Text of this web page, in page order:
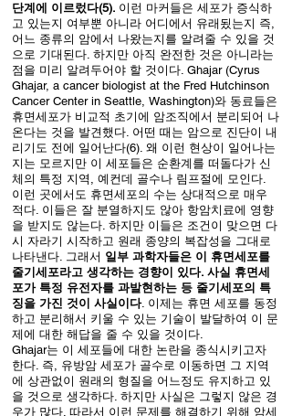
단계에 이르렀다(5). 이런 마커들은 세포가 증식하
고 있는지 여부뿐 아니라 어디에서 유래됬는지 즉,
어느 종류의 암에서 나왔는지를 알려줄 수 있을 것
으로 기대된다. 하지만 아직 완전한 것은 아니라는
점을 미리 알려두어야 할 것이다. Ghajar (Cyrus
Ghajar, a cancer biologist at the Fred Hutchinson
Cancer Center in Seattle, Washington)와 동료들은
휴면세포가 비교적 초기에 암조직에서 분리되어 나
온다는 것을 발견했다. 어떤 때는 암으로 진단이 내
리기도 전에 일어난다(6). 왜 이런 현상이 일어나는
지는 모르지만 이 세포들은 순환계를 떠돌다가 신
체의 특정 지역, 예컨데 골수나 림프절에 모인다.
이런 곳에서도 휴면세포의 수는 상대적으로 매우
적다. 이들은 잘 분열하지도 않아 항암치료에 영향
을 받지도 않는다. 하지만 이들은 조건이 맞으면 다
시 자라기 시작하고 원래 종양의 복잡성을 그대로
나타낸다. 그래서 일부 과학자들은 이 휴면세포를
줄기세포라고 생각하는 경향이 있다. 사실 휴면세
포가 특정 유전자를 과발현하는 등 줄기세포의 특
징을 가진 것이 사실이다. 이제는 휴면 세포를 동정
하고 분리해서 키울 수 있는 기술이 발달하여 이 문
제에 대한 해답을 줄 수 있을 것이다.
Ghajar는 이 세포들에 대한 논란을 종식시키고자
한다. 즉, 유방암 세포가 골수로 이동하면 그 지역
에 상관없이 원래의 형질을 어느정도 유지하고 있
을 것으로 생각하다. 하지만 사실은 그렇지 않은 경
우가 많다. 따라서 이런 문제를 해결하기 위해 암세